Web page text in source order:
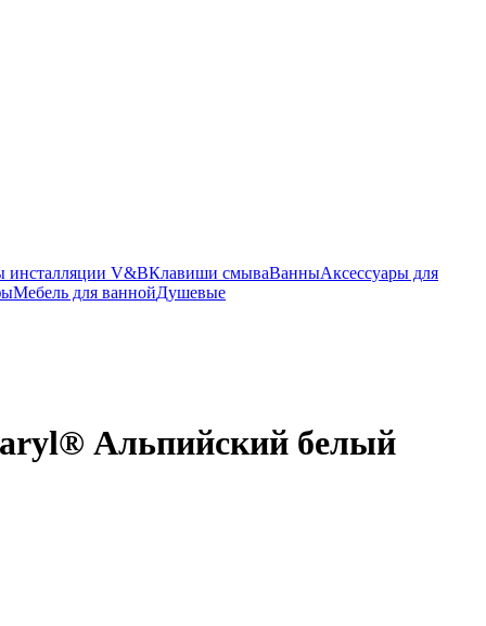
инсталляции V&BКлавиши смываВанныАксессуары для
Мебель для ваннойДушевые
Альпийский белый